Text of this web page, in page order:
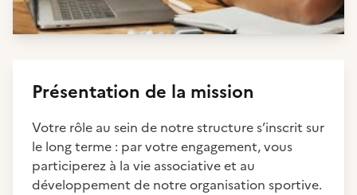
Présentation de la mission
Votre rôle au sein de notre structure s’inscrit sur
le long terme : par votre engagement, vous
participerez à la vie associative et au
développement de notre organisation sportive.